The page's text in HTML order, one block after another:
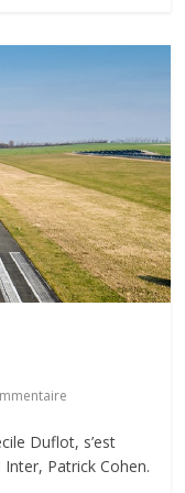
Duflot, s’est
Patrick Cohen.